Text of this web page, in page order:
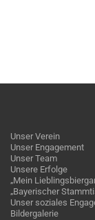
Unser Verein
Unser Engagement
Unser Team
Unsere Erfolge
„Mein
„Bayerischer
Unser soziales
Bildergalerie